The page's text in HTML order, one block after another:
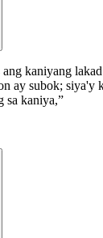
kaniyang
ay subok; siya'y
sa kaniya,”